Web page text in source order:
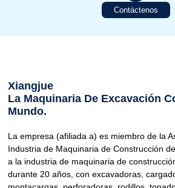
Contáctenos
Xiangjue
La Maquinaria De Excavación
Mundo.
La empresa (afiliada a) es miembro de la
Industria de Maquinaria de Construcción
a la industria de maquinaria de
durante 20 años, con excavadoras,